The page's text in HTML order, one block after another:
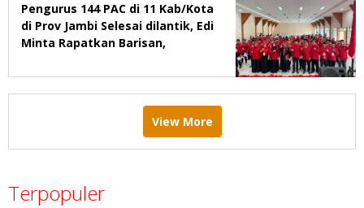
Pengurus 144 PAC di 11 Kab/Kota
di Prov Jambi Selesai dilantik, Edi
Minta Rapatkan Barisan,
View More
Terpopuler